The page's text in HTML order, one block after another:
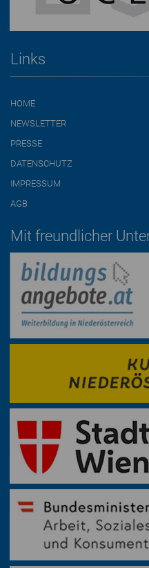
Links
HOME
NEWSLETTER
PRESSE
DATENSCHUTZ
IMPRESSUM
AGB
Mit freundlicher